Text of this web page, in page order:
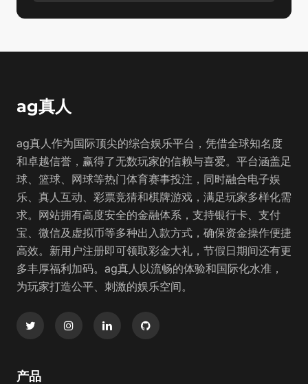
ag真人
ag真人作为国际顶尖的综合娱乐平台，凭借全球知名度
和卓越信誉，赢得了无数玩家的信赖与喜爱。平台涵盖足
球、篮球、网球等热门体育赛事投注，同时融合电子娱
乐、真人互动、彩票竞猜和棋牌游戏，满足玩家多样化需
求。网站拥有高度安全的金融体系，支持银行卡、支付
宝、微信及虚拟币等多种出入款方式，确保资金操作便捷
高效。新用户注册即可领取彩金大礼，节假日期间还有更
多丰厚福利加码。ag真人以流畅的体验和国际化水准，
为玩家打造公平、刺激的娱乐空间。
产品